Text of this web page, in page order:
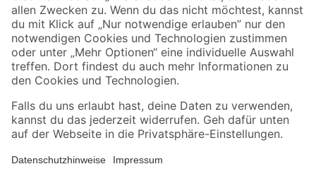
Jetzt die toom-App herunterladen
Alle Preisangaben in EUR inkl. gesetzl. MwSt.. Die dargestellten Angebote sind unter
Umständen nicht in allen Märkten verfügbar. Die angegebenen Verfügbarkeiten beziehen
Produkte nur solange der Vorrat reicht.
*Paketversand ab 59 € versandkostenfrei, gilt nicht für Artikel mit Speditionsversand, hier